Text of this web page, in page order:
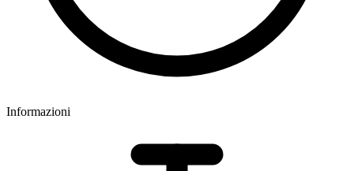
Informazioni